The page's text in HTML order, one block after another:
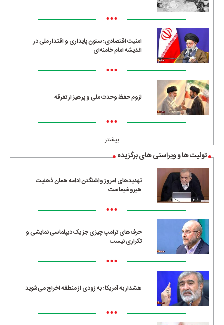
•••
امنیت اقتصادی؛ ستون پایداری و اقتدار ملی در
اندیشه امام خامنه‌ای
•••
لزوم حفظ وحدت ملی و پرهیز از تفرقه
•••
بیشتر
توئیت ها و ویراستی های برگزیده
تهدیدهای امروز واشنگتن ادامه همان ذهنیت
هیروشیماست
•••
حرف‌های ترامپ چیزی جز یک دیپلماسی نمایشی و
تکراری نیست
•••
هشدار به آمریکا: به زودی از منطقه اخراج می‌شوید
•••